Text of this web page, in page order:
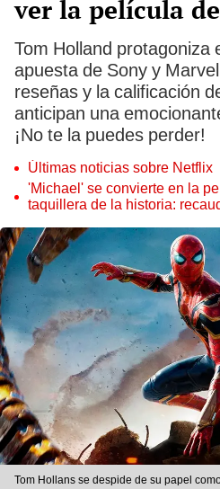
ver la película
Tom Holland protagoniza
apuesta de Sony y
reseñas y la calificación
anticipan una
¡No te la puedes perder!
Últimas noticias sobre Netflix
'Michael' se convierte en la
taquillera de la historia:
Tom Hollans se despide de su papel